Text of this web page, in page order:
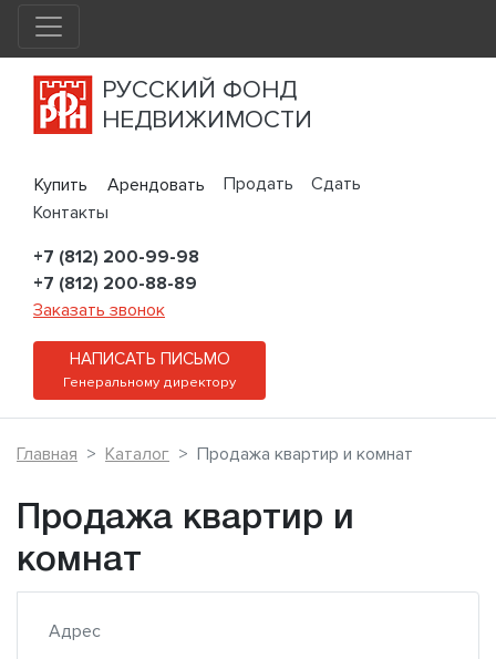
РУССКИЙ ФОНД
НЕДВИЖИМОСТИ
Купить Арендовать Продать
Сдать
Контакты
+7 (812) 200-99-98
+7 (812) 200-88-89
Заказать звонок
НАПИСАТЬ ПИСЬМО
Генеральному директору
Главная Каталог Продажа квартир и комнат
Продажа квартир и
комнат